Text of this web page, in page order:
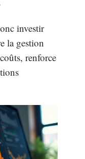
investir
la gestion
renforce